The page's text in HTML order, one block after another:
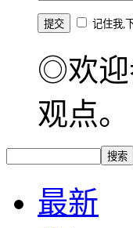
记住我,
◎欢迎
观点。
最新